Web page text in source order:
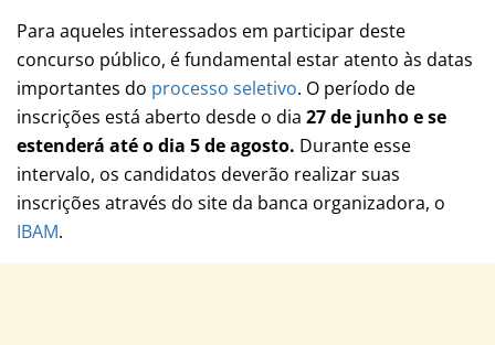
Para aqueles interessados em participar deste
concurso público, é fundamental estar atento às datas
importantes do processo seletivo. O período de
inscrições está aberto desde o dia 27 de junho e se
estenderá até o dia 5 de agosto. Durante esse
intervalo, os candidatos deverão realizar suas
inscrições através do site da banca organizadora, o
IBAM.